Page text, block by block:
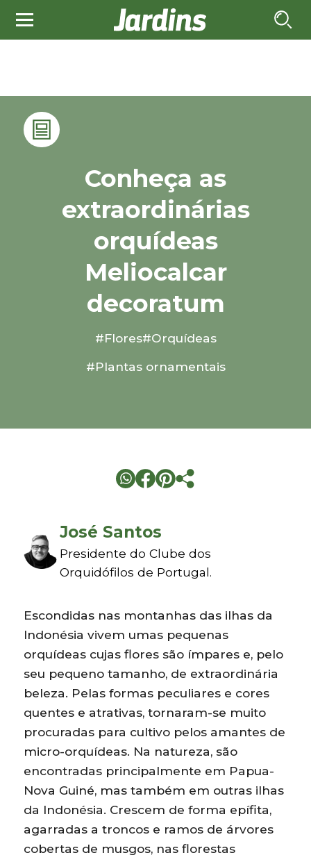
Conheça as
extraordinárias
orquídeas
Meliocalcar
decoratum
#Flores#Orquídeas
#Plantas ornamentais
José Santos
Presidente do Clube dos
Orquidófilos de Portugal.
Escondidas nas montanhas das ilhas da
Indonésia vivem umas pequenas
orquídeas cujas flores são ímpares e, pelo
seu pequeno tamanho, de extraordinária
beleza. Pelas formas peculiares e cores
quentes e atrativas, tornaram-se muito
procuradas para cultivo pelos amantes de
micro-orquídeas. Na natureza, são
encontradas principalmente em Papua-
Nova Guiné, mas também em outras ilhas
da Indonésia. Crescem de forma epífita,
agarradas a troncos e ramos de árvores
cobertas de musgos, nas florestas